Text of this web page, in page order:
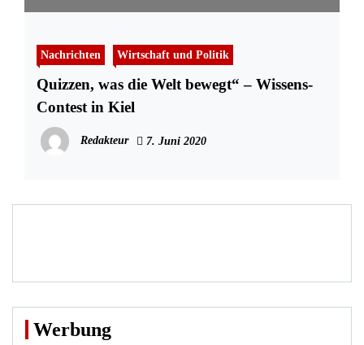
Nachrichten Wirtschaft und Politik
Quizzen, was die Welt bewegt“ – Wissens-
Contest in Kiel
Redakteur 7. Juni 2020
Werbung